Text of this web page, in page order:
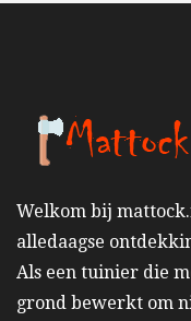
Welkom bij
alledaagse
Als een tuinier die
grond bewerkt om